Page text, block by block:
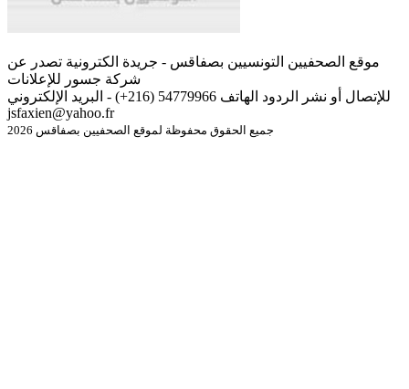
موقع الصحفيين التونسيين بصفاقس - جريدة الكترونية تصدر عن
شركة جسور للإعلانات
للإتصال أو نشر الردود الهاتف 54779966 (216+) - البريد الإلكتروني
jsfaxien@yahoo.fr
جميع الحقوق محفوظة لموقع الصحفيين بصفاقس 2026